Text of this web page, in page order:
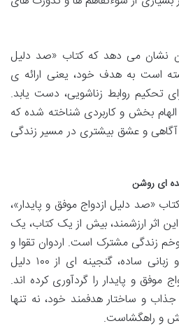
نشان می دهد که کتاب «صد دلیل
است به هدف خود، یعنی ارائه ی
تحکیم روابط زناشویی، دست یابد.
بخش و کاربردی شناخته شده که
و عشق بیشتری در مسیر زندگی
ای روشن
«صد دلیل ازدواج موفق و پایدار»،
اثر ارزشمند، بیش از یک کتاب، یک
وخم زندگی مشترک است. اردوان تقوا و
فروغ طافی با نگاهی عمیق و زبانی ساده، گنجینه ای از ۱۰۰ دلیل
موفق و پایدار را گردآوری کرده اند.
و ساختار هدفمند خود، نه تنها
و راهگشاست.